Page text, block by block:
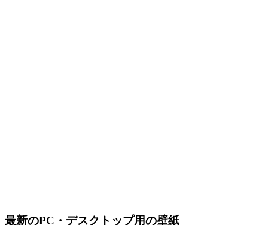
最新のPC・デスクトップ用の壁紙